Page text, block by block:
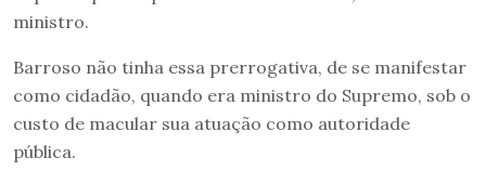
ministro.
Barroso não tinha essa prerrogativa, de se manifestar
como cidadão, quando era ministro do Supremo, sob o
custo de macular sua atuação como autoridade
pública.